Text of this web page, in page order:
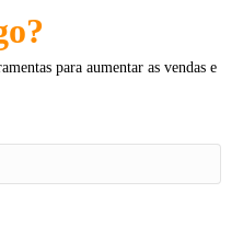
para aumentar as vendas e